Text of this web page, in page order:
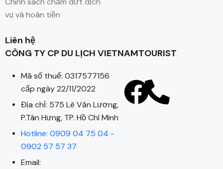
vụ và hoàn tiền
Liên hệ
CÔNG TY CP DU LỊCH VIETNAMTOURIST
Mã số thuế: 0317577156
cấp ngày 22/11/2022
Địa chỉ: 575 Lê Văn Lương,
P.Tân Hưng, TP. Hồ Chí Minh
Hotline: 0909 04 75 04 -
0902 57 57 37
Email: